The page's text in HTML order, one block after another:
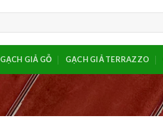
GẠCH GIẢ GỖ GẠCH GIẢ TERRAZZO